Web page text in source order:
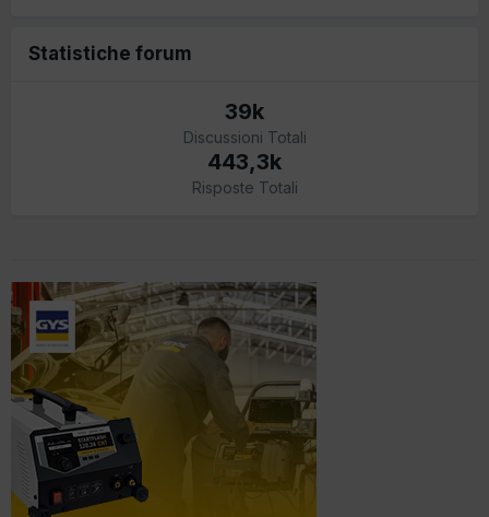
Statistiche forum
39k
Discussioni Totali
443,3k
Risposte Totali